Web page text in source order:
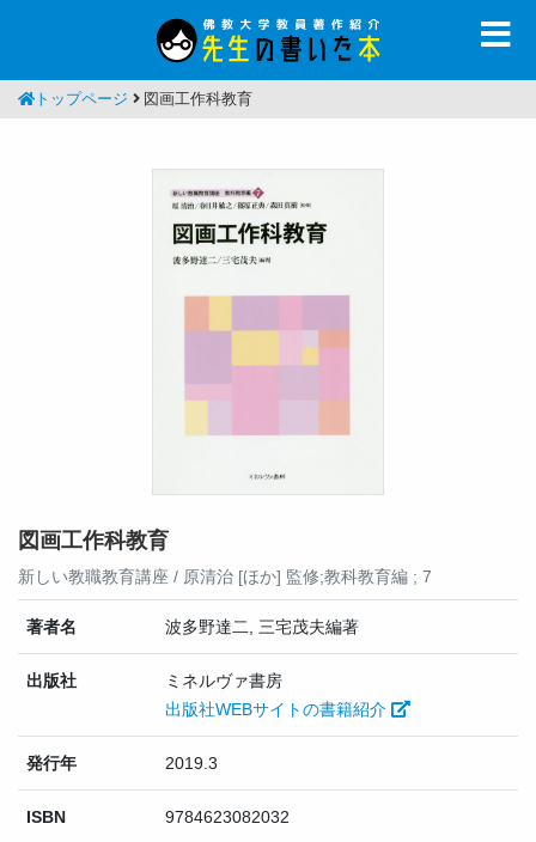
トップページ 図画工作科教育
図画工作科教育
新しい教職教育講座 / 原清治 [ほか] 監修;教科教育編 ; 7
著者名 波多野達二, 三宅茂夫編著
出版社
ミネルヴァ書房
出版社WEBサイトの書籍紹介
発行年 2019.3
ISBN 9784623082032